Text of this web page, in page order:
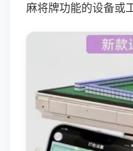
麻将牌功能的设备或